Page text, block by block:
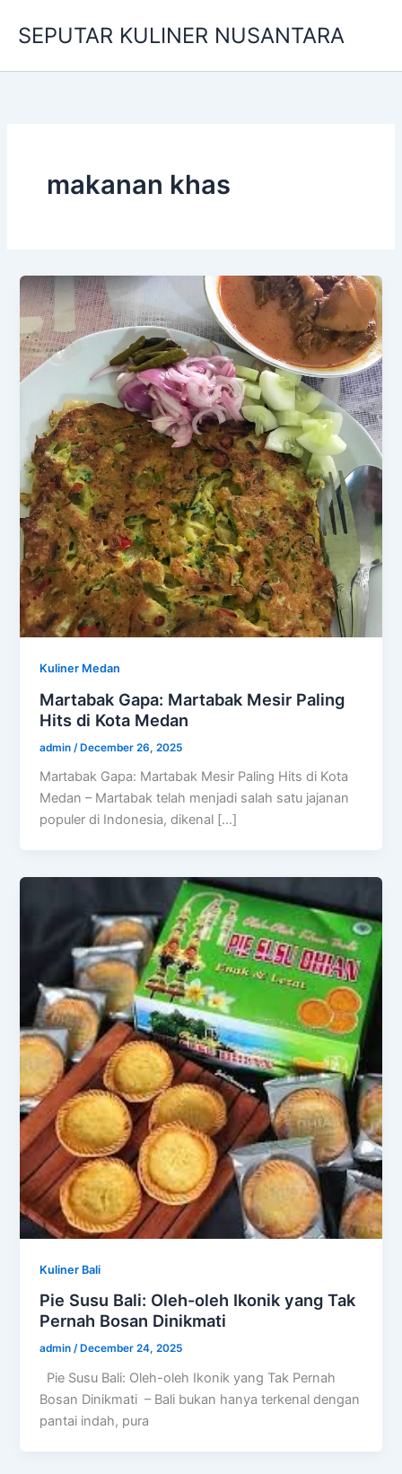
SEPUTAR KULINER NUSANTARA
makanan khas
Kuliner Medan
Martabak Gapa: Martabak Mesir Paling
Hits di Kota Medan
admin /December 26, 2025
Martabak Gapa: Martabak Mesir Paling Hits di Kota
Medan – Martabak telah menjadi salah satu jajanan
populer di Indonesia, dikenal […]
Kuliner Bali
Pie Susu Bali: Oleh-oleh Ikonik yang Tak
Pernah Bosan Dinikmati
admin/ December 24, 2025
Pie Susu Bali: Oleh-oleh Ikonik yang Tak Pernah
Bosan Dinikmati – Bali bukan hanya terkenal dengan
pantai indah, pura